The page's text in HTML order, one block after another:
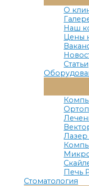
О
Наш
Цены
Статьи
Печь
Стоматология